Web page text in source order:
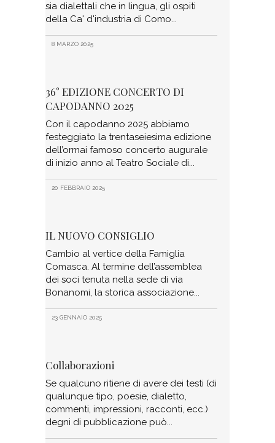
sia dialettali che in lingua, gli ospiti
della Ca' d'industria di Como
8 MARZO 2025
36° EDIZIONE CONCERTO DI
CAPODANNO 2025
Con il capodanno 2025 abbiamo
festeggiato la trentaseiesima edizione
dell’ormai famoso concerto augurale
di inizio anno al Teatro Sociale di
20 FEBBRAIO 2025
IL NUOVO CONSIGLIO
Cambio al vertice della Famiglia
Comasca. Al termine dell’assemblea
dei soci tenuta nella sede di via
Bonanomi, la storica associazione
23 GENNAIO 2025
Collaborazioni
Se qualcuno ritiene di avere dei testi (di
qualunque tipo, poesie, dialetto,
commenti, impressioni, racconti, ecc.)
degni di pubblicazione può